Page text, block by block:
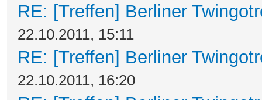
RE: [Treffen] Berliner
22.10.2011, 15:11
RE: [Treffen] Berliner
22.10.2011, 16:20